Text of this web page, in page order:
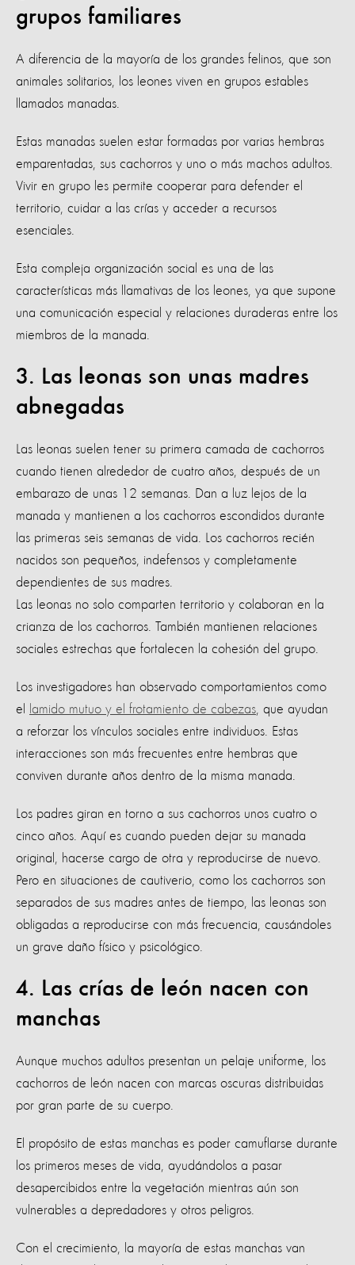
grupos familiares
A diferencia de la mayoría de los grandes felinos, que son
animales solitarios, los leones viven en grupos estables
llamados manadas.
Estas manadas suelen estar formadas por varias hembras
emparentadas, sus cachorros y uno o más machos adultos.
Vivir en grupo les permite cooperar para defender el
territorio, cuidar a las crías y acceder a recursos
esenciales.
Esta compleja organización social es una de las
características más llamativas de los leones, ya que supone
una comunicación especial y relaciones duraderas entre los
miembros de la manada.
3. Las leonas son unas madres
abnegadas
Las leonas suelen tener su primera camada de cachorros
cuando tienen alrededor de cuatro años, después de un
embarazo de unas 12 semanas. Dan a luz lejos de la
manada y mantienen a los cachorros escondidos durante
las primeras seis semanas de vida. Los cachorros recién
nacidos son pequeños, indefensos y completamente
dependientes de sus madres.
Las leonas no solo comparten territorio y colaboran en la
crianza de los cachorros. También mantienen relaciones
sociales estrechas que fortalecen la cohesión del grupo.
Los investigadores han observado comportamientos como
el
lamido mutuo y el frotamiento de cabezas , que ayudan
a reforzar los vínculos sociales entre individuos. Estas
interacciones son más frecuentes entre hembras que
conviven durante años dentro de la misma manada.
Los padres giran en torno a sus cachorros unos cuatro o
cinco años. Aquí es cuando pueden dejar su manada
original, hacerse cargo de otra y reproducirse de nuevo.
Pero en situaciones de cautiverio, como los cachorros son
separados de sus madres antes de tiempo, las leonas son
obligadas a reproducirse con más frecuencia, causándoles
un grave daño físico y psicológico.
4. Las crías de león nacen con
manchas
Aunque muchos adultos presentan un pelaje uniforme, los
cachorros de león nacen con marcas oscuras distribuidas
por gran parte de su cuerpo.
El propósito de estas manchas es poder camuflarse durante
los primeros meses de vida, ayudándolos a pasar
desapercibidos entre la vegetación mientras aún son
vulnerables a depredadores y otros peligros.
Con el crecimiento, la mayoría de estas manchas van